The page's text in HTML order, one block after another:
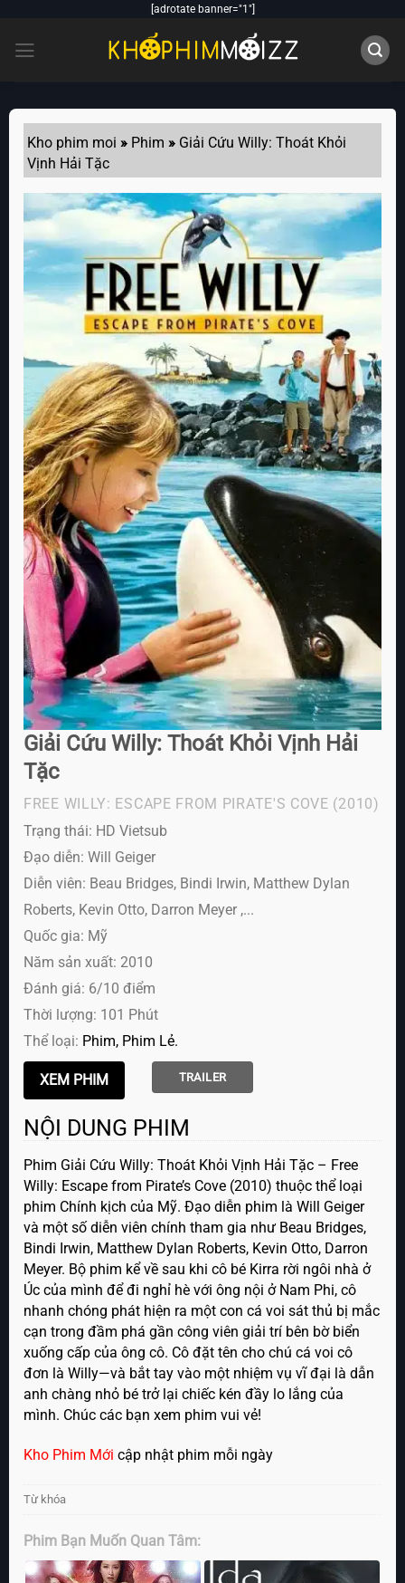
content
[adrotate banner="1"]
Kho phim moi » Phim » Giải Cứu Willy: Thoát Khỏi
Vịnh Hải Tặc
Giải Cứu Willy: Thoát Khỏi Vịnh Hải
Tặc
FREE WILLY: ESCAPE FROM PIRATE'S COVE (2010)
Trạng thái: HD Vietsub
Đạo diễn: Will Geiger
Diễn viên: Beau Bridges, Bindi Irwin, Matthew Dylan
Roberts, Kevin Otto, Darron Meyer ,...
Quốc gia: Mỹ
Năm sản xuất: 2010
Đánh giá: 6/10 điểm
Thời lượng: 101 Phút
Thể loại: Phim Phim Lẻ
TRAILER
NỘI DUNG PHIM
Phim Giải Cứu Willy: Thoát Khỏi Vịnh Hải Tặc – Free
Willy: Escape from Pirate’s Cove (2010) thuộc thể loại
phim Chính kịch của Mỹ. Đạo diễn phim là Will Geiger
và một số diễn viên chính tham gia như Beau Bridges,
Bindi Irwin, Matthew Dylan Roberts, Kevin Otto, Darron
Meyer. Bộ phim kể về sau khi cô bé Kirra rời ngôi nhà ở
Úc của mình để đi nghỉ hè với ông nội ở Nam Phi, cô
nhanh chóng phát hiện ra một con cá voi sát thủ bị mắc
cạn trong đầm phá gần công viên giải trí bên bờ biển
xuống cấp của ông cô. Cô đặt tên cho chú cá voi cô
đơn là Willy—và bắt tay vào một nhiệm vụ vĩ đại là dẫn
anh chàng nhỏ bé trở lại chiếc kén đầy lo lắng của
mình. Chúc các bạn xem phim vui vẻ!
Kho Phim Mới cập nhật phim mỗi ngày
Từ khóa
Phim Bạn Muốn Quan Tâm: